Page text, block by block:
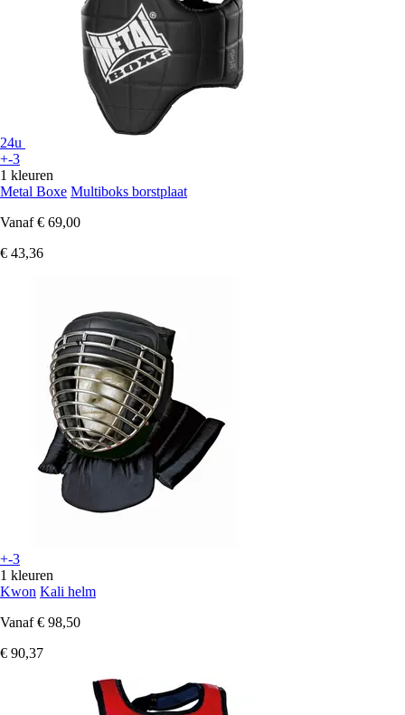
24u
+-3
1 kleuren
Metal Boxe Multiboks borstplaat
Vanaf € 69,00
€ 43,36
+-3
1 kleuren
Kwon Kali helm
Vanaf € 98,50
€ 90,37